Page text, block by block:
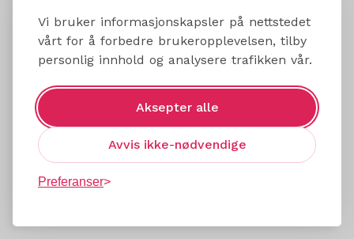
Vi bruker informasjonskapsler på nettstedet
vårt for å forbedre brukeropplevelsen, tilby
personlig innhold og analysere trafikken vår.
Aksepter alle
Avvis ikke-nødvendige
Preferanser